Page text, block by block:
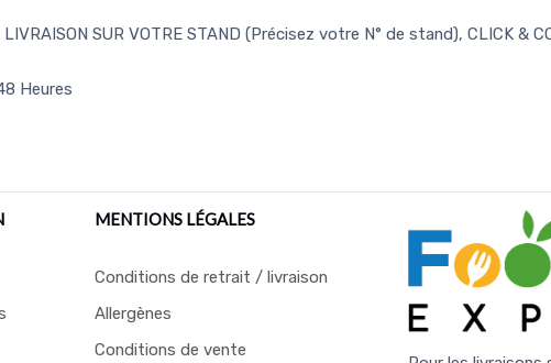
LIVRAISON SUR VOTRE STAND (Précisez votre N° de stand), CLICK &
Heures
MENTIONS LÉGALES
Conditions de retrait / livraison
Allergènes
Conditions de vente